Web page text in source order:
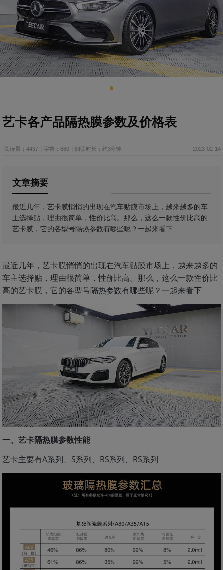
艺卡各产品隔热膜参数及价格表
阅读量：4437 字数：680 阅读时长：约3分钟 2023-02-14
文章摘要
最近几年，艺卡膜悄悄的出现在汽车贴膜市场上，越来越多的车
主选择贴，理由很简单，性价比高。那么，这么一款性价比高的
艺卡膜，它的各型号隔热参数有哪些呢？一起来看下
最近几年，艺卡膜悄悄的出现在汽车贴膜市场上，越来越多的
车主选择贴，理由很简单，性价比高。那么，这么一款性价比
高的艺卡膜，它的各型号隔热参数有哪些呢？一起来看下
一、艺卡隔热膜参数性能
艺卡主要有A系列、S系列、RS系列、RS系列